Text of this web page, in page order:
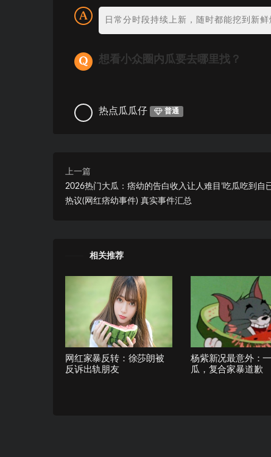
日常分时段持续上新，随时都能挖到新鲜
想看小众圈内瓜要去哪里找？
热点瓜瓜仔 普通
上一篇
2026热门大瓜：痞幼的告白收入让人难目’吃瓜吃到自
热议(网红痞幼事件) 真实事件汇总
相关推荐
网红家暴反转：徐莎朗被
反诉出轨朋友
杨紫新况最意外：
瓜，复合家暴道歉